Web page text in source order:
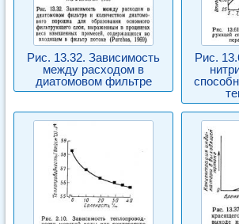
Рис. 13.32. Зависимость
между расходом в
диатомовом фильтре
Рис.